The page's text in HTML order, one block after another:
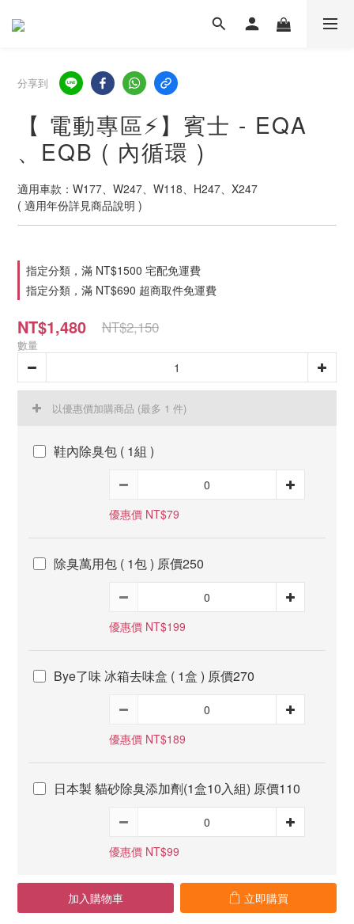
分享到
【 電動專區⚡】賓士 - EQA
、EQB ( 內循環 )
適用車款：W177、W247、W118、H247、X247
( 適用年份詳見商品說明 )
指定分類，滿 NT$1500 宅配免運費
指定分類，滿 NT$690 超商取件免運費
NT$1,480 NT$2,150
數量
以優惠價加購商品 (最多 1 件)
鞋內除臭包 ( 1組 )
優惠價 NT$79
除臭萬用包 ( 1包 ) 原價250
優惠價 NT$199
Bye了味 冰箱去味盒 ( 1盒 ) 原價270
優惠價 NT$189
日本製 貓砂除臭添加劑(1盒10入組) 原價110
優惠價 NT$99
加入購物車 立即購買